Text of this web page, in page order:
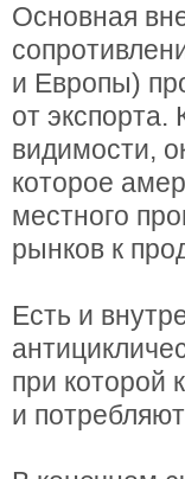
Основная
и Европы)
от экспорта.
видимости,
которое
местного
рынков к
Есть и
при которой
и